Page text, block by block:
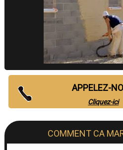
APPELEZ-
Cliquez-ici
COMMENT CA